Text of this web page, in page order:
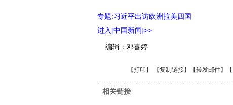
专题:习近平出访欧洲拉美四国
进入[中国新闻]>>
编辑：邓喜婷
【打印 】 【复制链接】【转发邮件】【
相关链接